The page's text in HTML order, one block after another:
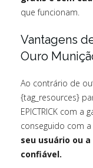
que funcionam.
Vantagens
Ouro
Ao contrário de
{tag_resources}
EPICTRICK com
conseguido com
seu usuário ou
confiável.